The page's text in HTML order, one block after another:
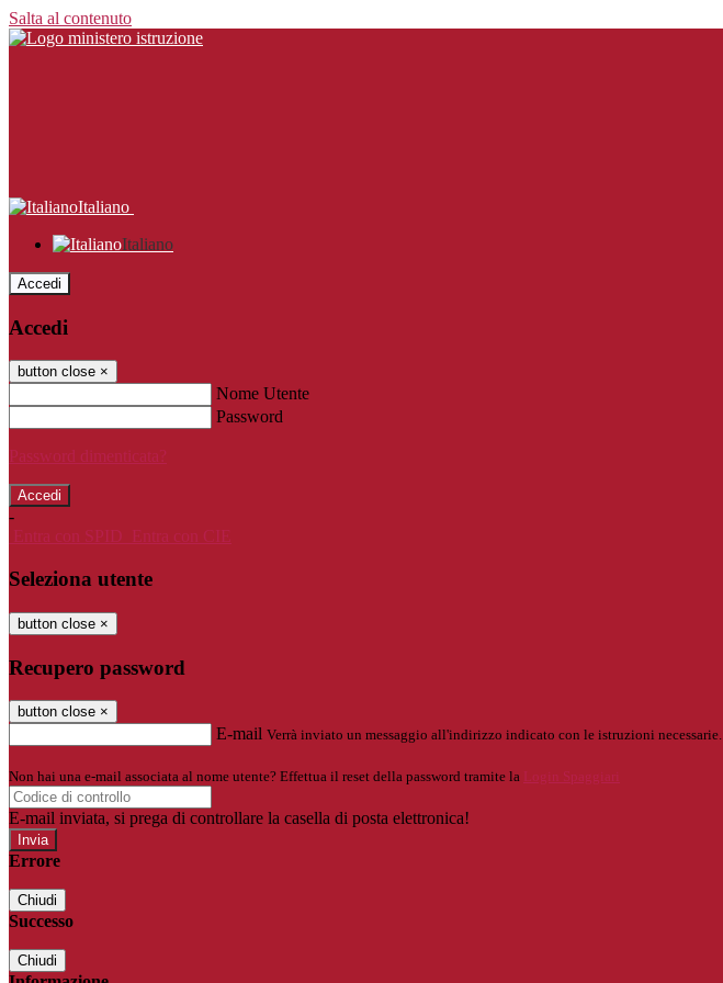
Salta al contenuto
Italiano
Italiano
Accedi
Accedi
button close ×
Nome Utente
Password
Password dimenticata?
-
Entra con SPID
Entra con CIE
Seleziona utente
button close ×
Recupero password
button close ×
E-mail Verrà inviato un messaggio all'indirizzo indicato con le istruzioni necessarie.
Non hai una e-mail associata al nome utente? Effettua il reset della password tramite la Login Spaggiari
E-mail inviata, si prega di controllare la casella di posta elettronica!
Errore
Chiudi
Successo
Chiudi